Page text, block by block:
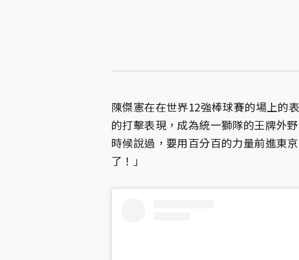
陳傑憲在在世界12強棒球賽的場上的
的打擊表現，成為統一獅隊的王牌外
時候說過，要用百分百的力量前進東
了！」